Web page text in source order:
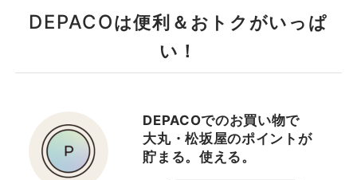
DEPACOは便利＆おトクがいっぱ
い！
DEPACOでのお買い物で
大丸・松坂屋のポイントが
貯まる。使える。